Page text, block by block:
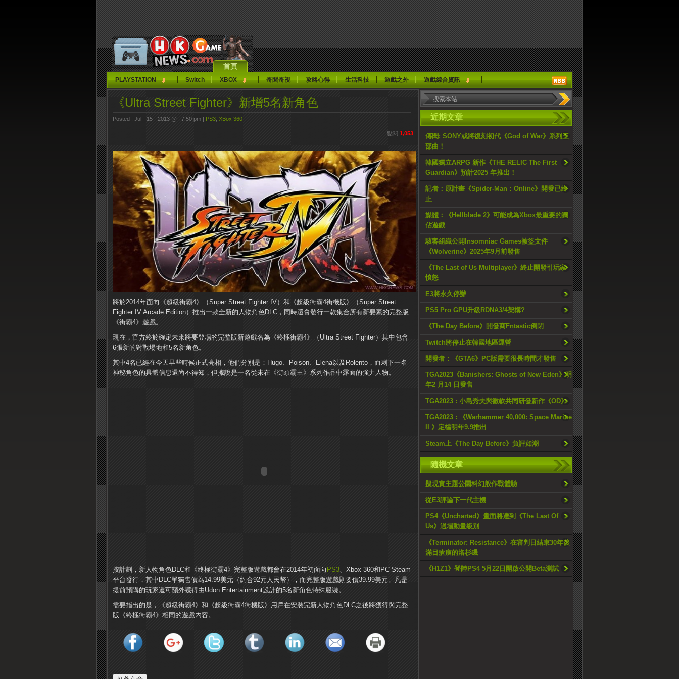
首頁
PLAYSTATION Switch XBOX 奇聞奇視 攻略心得 生活科技 遊戲之外 遊戲綜合資訊
近期文章
傳聞: SONY或將復刻初代《God of War》系列三
部曲！
韓國獨立ARPG 新作《THE RELIC The First
Guardian》預計2025 年推出！
記者：原計畫《Spider-Man：Online》開發已終
止
媒體：《Hellblade 2》可能成為Xbox最重要的獨
佔遊戲
駭客組織公開Insomniac Games被盜文件
《Wolverine》2025年9月前發售
《The Last of Us Multiplayer》終止開發引玩家
憤怒
E3將永久停辦
PS5 Pro GPU升級RDNA3/4架構?
《The Day Before》開發商Fntastic倒閉
Twitch將停止在韓國地區運營
開發者：《GTA6》PC版需要很長時間才發售
TGA2023《Banishers: Ghosts of New Eden》明
年2 月14 日發售
TGA2023 : 小島秀夫與微軟共同研發新作《OD》
TGA2023 : 《Warhammer 40,000: Space Marine
II 》定檔明年9.9推出
Steam上《The Day Before》負評如潮
隨機文章
擬現實主題公園科幻般作戰體驗
從E3評論下一代主機
PS4《Uncharted》畫面將達到《The Last Of
Us》過場動畫級別
《Terminator: Resistance》在審判日結束30年後
滿目瘡痍的洛杉磯
《H1Z1》登陸PS4 5月22日開啟公開Beta測試
《Ultra Street Fighter》新增5名新角色
Posted : Jul - 15 - 2013 @ : 7:50 pm | PS3 XBox 360
點閱 1,053
將於2014年面向《超級街霸4》（Super Street Fighter IV）和《超級街霸4街機版》（Super Street
Fighter IV Arcade Edition）推出一款全新的人物角色DLC，同時還會發行一款集合所有新要素的完整版
《街霸4》遊戲。
現在，官方終於確定未來將要登場的完整版新遊戲名為《終極街霸4》（Ultra Street Fighter）其中包含
6張新的對戰場地和5名新角色。
其中4名已經在今天早些時候正式亮相，他們分別是：Hugo、Poison、Elena以及Rolento，而剩下一名
神秘角色的具體信息還尚不得知，但據說是一名從未在《街頭霸王》系列作品中露面的強力人物。
按計劃，新人物角色DLC和《終極街霸4》完整版遊戲都會在2014年初面向 PS3、Xbox 360和PC Steam
平台發行，其中DLC單獨售價為14.99美元（約合92元人民幣），而完整版遊戲則要價39.99美元。凡是
提前預購的玩家還可額外獲得由Udon Entertainment設計的5名新角色特殊服裝。
需要指出的是，《超級街霸4》和《超級街霸4街機版》用戶在安裝完新人物角色DLC之後將獲得與完整
版《終極街霸4》相同的遊戲內容。